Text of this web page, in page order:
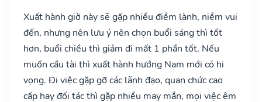
Xuất hành giờ này sẽ gặp nhiều điềm lành, niềm vui
đến, nhưng nên lưu ý nên chọn buổi sáng thì tốt
hơn, buổi chiều thì giảm đi mất 1 phần tốt. Nếu
muốn cầu tài thì xuất hành hướng Nam mới có hi
vọng. Đi việc gặp gỡ các lãnh đạo, quan chức cao
cấp hay đối tác thì gặp nhiều may mắn, mọi việc êm